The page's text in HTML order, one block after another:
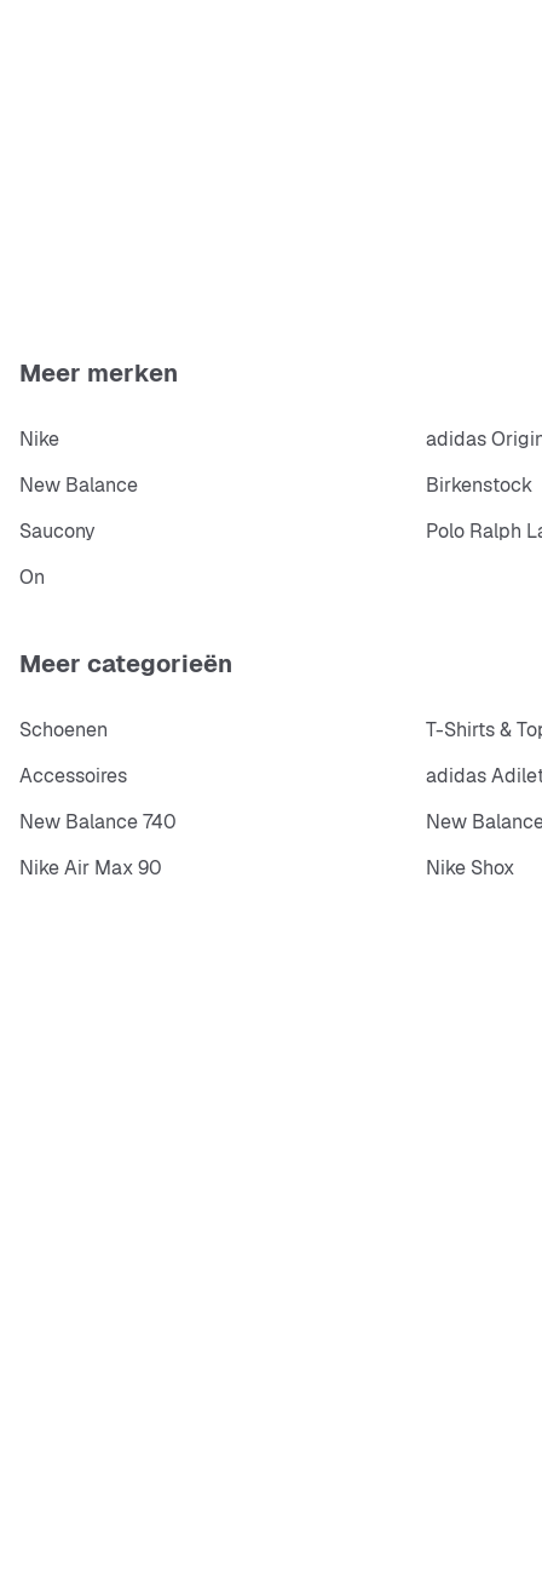
Meer merken
Nike
adidas
New Balance
Birkenstock
Saucony
Polo Ralph
On
Meer categorieën
Schoenen
T-Shirts &
Accessoires
adidas
New Balance 740
New
Nike Air Max 90
Nike Shox